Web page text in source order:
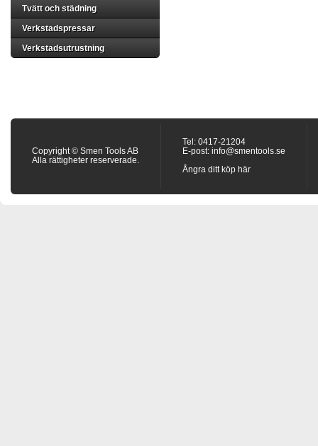
Tvätt och städning
Verkstadspressar
Verkstadsutrustning
Copyright © Smen Tools AB
Alla rättigheter reserverade.
Tel: 0417-21204
E-post: info@smentools.se
Ångra ditt köp här